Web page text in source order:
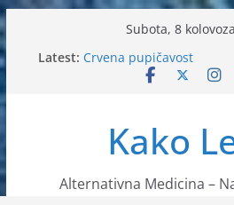
Skip
to
content
Subota, 8
Latest: Crvena pupičavost
Čir na želucu –
Liječenje bubrežnog
Kako
Alternativna Medicina –